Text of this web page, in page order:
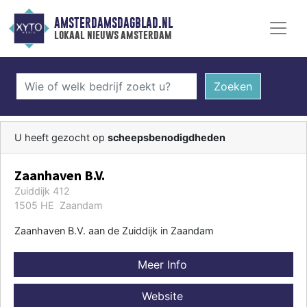
AMSTERDAMSDAGBLAD.NL
lokaal nieuws amsterdam
Zoeken
U heeft gezocht op scheepsbenodigdheden
Zaanhaven B.V.
Zuiddijk 412
1505 HE Zaandam
Zaanhaven B.V. aan de Zuiddijk in Zaandam
Meer Info
Website